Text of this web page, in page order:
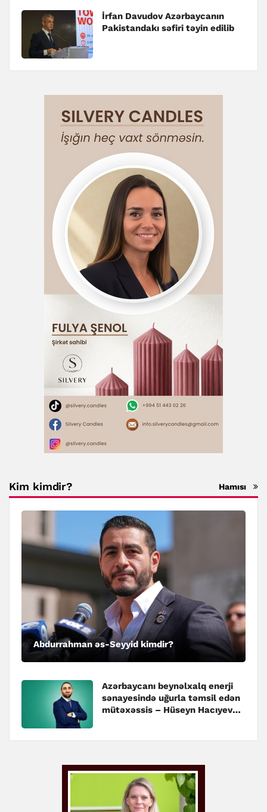
İrfan Davudov Azərbaycanın
Pakistandakı səfiri təyin edilib
Kim kimdir? Hamısı
Abdurrahman əs-Seyyid kimdir?
Azərbaycanı beynəlxalq enerji
sənayesində uğurla təmsil edən
mütəxəssis – Hüseyn Hacıyev